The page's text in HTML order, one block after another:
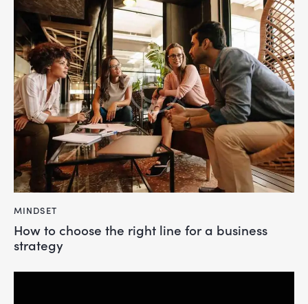
MINDSET
How to choose the right line for a business
strategy